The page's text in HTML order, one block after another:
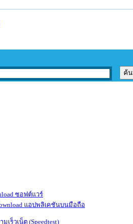
ซอฟต์แวร์
แอปพลิเคชันบนมือถือ
มเร็วเน็ต (Speedtest)